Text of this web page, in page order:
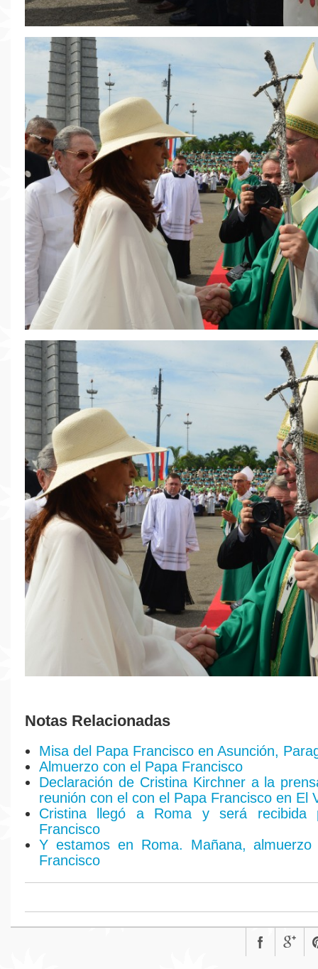
Notas Relacionadas
Misa del Papa Francisco en Asunción,
Almuerzo con el Papa Francisco
Declaración de Cristina Kirchner a la
reunión con el con el Papa Francisco en El
Cristina llegó a Roma y será recibida
Francisco
Y estamos en Roma. Mañana,
Francisco